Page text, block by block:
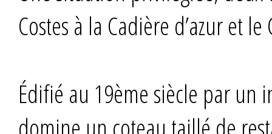
Costes à la Cadière d’azur et
Édifié au 19ème siècle par un
domine un coteau taillé de